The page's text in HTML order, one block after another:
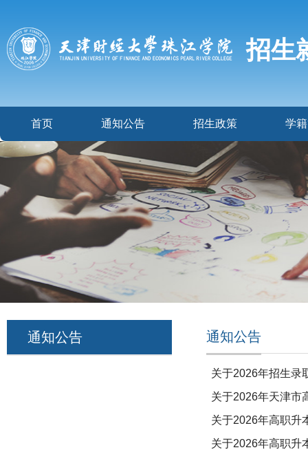
招生
首页 通知公告 招生政策 学
通知公告 通知公告
关于2026年招生录
关于2026年天津市
关于2026年高职升
关于2026年高职升